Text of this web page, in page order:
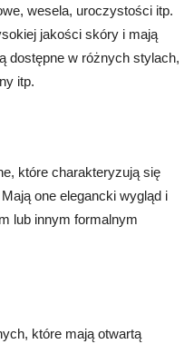
wesela, uroczystości itp.
jakości skóry i mają
dostępne w różnych stylach,
itp.
które charakteryzują się
one elegancki wygląd i
lub innym formalnym
które mają otwartą